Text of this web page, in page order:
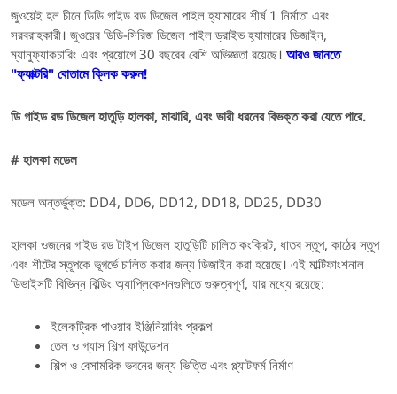
জুওয়েই হল চীনে ডিডি গাইড রড ডিজেল পাইল হ্যামারের শীর্ষ 1 নির্মাতা এবং
সরবরাহকারী। জুওয়ের ডিডি-সিরিজ ডিজেল পাইল ড্রাইভ হ্যামারের ডিজাইন,
ম্যানুফ্যাকচারিং এবং প্রয়োগে 30 বছরের বেশি অভিজ্ঞতা রয়েছে। আরও জানতে
"ফ্যাক্টরি" বোতামে ক্লিক করুন!
ডি গাইড রড ডিজেল হাতুড়ি হালকা, মাঝারি, এবং ভারী ধরনের বিভক্ত করা যেতে পারে.
# হালকা মডেল
মডেল অন্তর্ভুক্ত: DD4, DD6, DD12, DD18, DD25, DD30
হালকা ওজনের গাইড রড টাইপ ডিজেল হাতুড়িটি চালিত কংক্রিট, ধাতব স্তূপ, কাঠের স্তূপ
এবং শীটের স্তূপকে ভূগর্ভে চালিত করার জন্য ডিজাইন করা হয়েছে। এই মাল্টিফাংশনাল
ডিভাইসটি বিভিন্ন বিল্ডিং অ্যাপ্লিকেশনগুলিতে গুরুত্বপূর্ণ, যার মধ্যে রয়েছে:
ইলেকট্রিক পাওয়ার ইঞ্জিনিয়ারিং প্রকল্প
তেল ও গ্যাস শিল্প ফাউন্ডেশন
শিল্প ও বেসামরিক ভবনের জন্য ভিত্তি এবং প্ল্যাটফর্ম নির্মাণ